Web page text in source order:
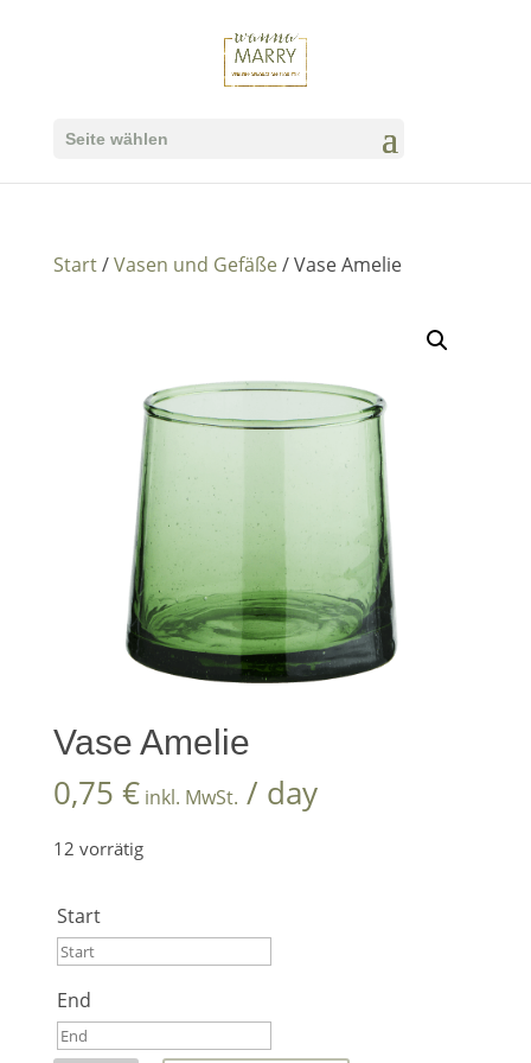
Seite wählen
Start/Vasen und Gefäße / Vase Amelie
Vase Amelie
0,75 € inkl. MwSt. / day
12 vorrätig
Start
August
End